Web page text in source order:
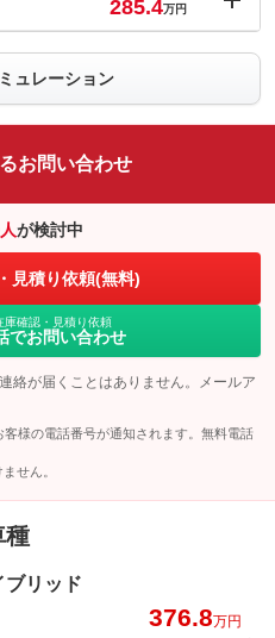
285.4万円
積もり依頼（無料）
ュレーション
お問い合わせ
人が検討中
見積り依頼(無料)
庫確認・見積り依頼
でお問い合わせ
絡が届くことはありません。メールア
様の電話番号が通知されます。無料電話
せん。
種
ブリッド
376.8万円